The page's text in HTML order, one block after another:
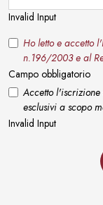
Invalid Input
Ho letto e accetto
n.196/2003 e al
Campo obbligatorio
Accetto
esclusivi a scopo
Invalid Input